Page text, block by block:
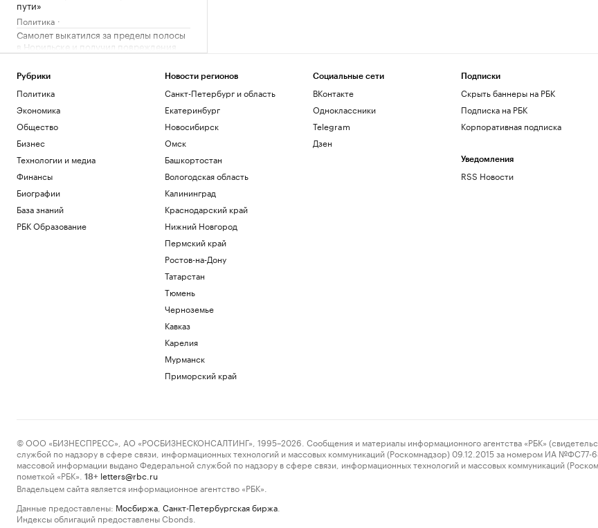
пути»
Политика
Самолет выкатился за пределы полосы
в Норильске и получил повреждения
Как выбрать оптимальное
инвестиций
РБК и ПИК Серия плюс
Рубрики
Политика
Экономика
Общество
Бизнес
Технологии и медиа
Финансы
Биографии
База знаний
РБК Образование
Новости регионов
Санкт-Петербург и область
Екатеринбург
Новосибирск
Омск
Башкортостан
Вологодская область
Калининград
Краснодарский край
Нижний Новгород
Пермский край
Ростов-на-Дону
Татарстан
Тюмень
Черноземье
Кавказ
Карелия
Мурманск
Приморский край
Социальные сети
ВКонтакте
Одноклассники
Telegram
Дзен
Подписки
Скрыть баннеры на РБК
Подписка на РБК
Корпоративная подписка
Уведомления
RSS Новости
© ООО «БИЗНЕСПРЕСС», АО «РОСБИЗНЕСКОНСАЛТИНГ», 1995–2026. Сообщения и материалы информационного агентства «РБК»
службой по надзору в сфере связи, информационных технологий и массовых коммуникаций (Роскомнадзор) 09.12.2015 за номером ИА №ФС77-
массовой информации выдано Федеральной службой по надзору в сфере связи, информационных технологий и массовых коммуникаций
пометкой «РБК».
18+ letters@rbc.ru
Владельцем сайта является информационное агентство «РБК».
Данные предоставлены: Мосбиржа Санкт-Петербургская биржа
Индексы облигаций предоставлены Cbonds.